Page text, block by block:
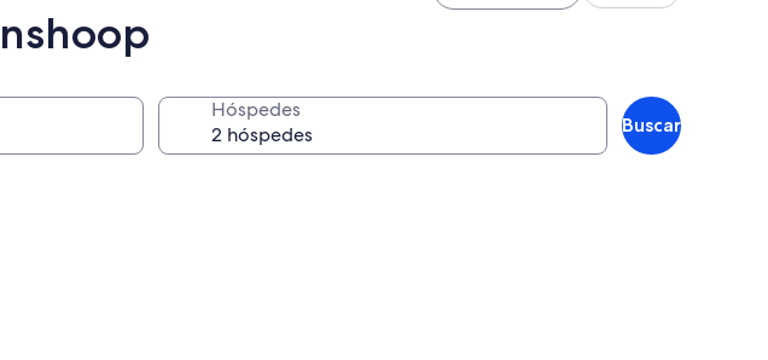
Hóspedes
Buscar